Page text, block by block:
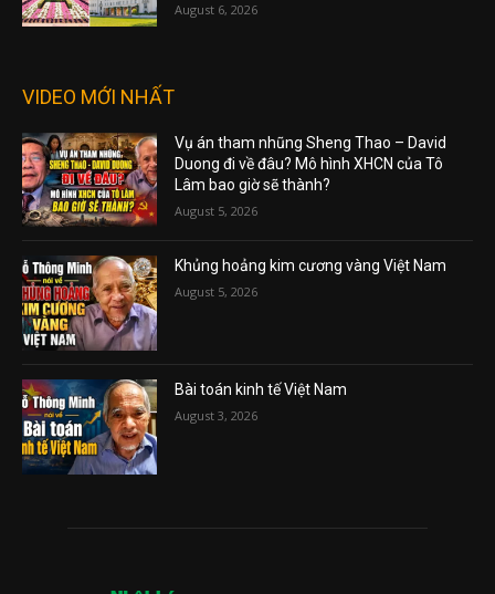
August 6, 2026
VIDEO MỚI NHẤT
Vụ án tham nhũng Sheng Thao – David
Duong đi về đâu? Mô hình XHCN của Tô
Lâm bao giờ sẽ thành?
August 5, 2026
Khủng hoảng kim cương vàng Việt Nam
August 5, 2026
Bài toán kinh tế Việt Nam
August 3, 2026